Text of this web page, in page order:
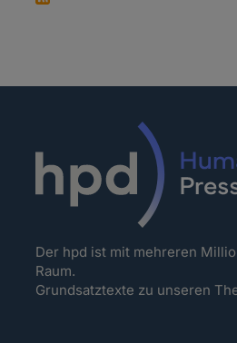
Der hpd ist mit mehreren
Raum.
Grundsatztexte zu unseren